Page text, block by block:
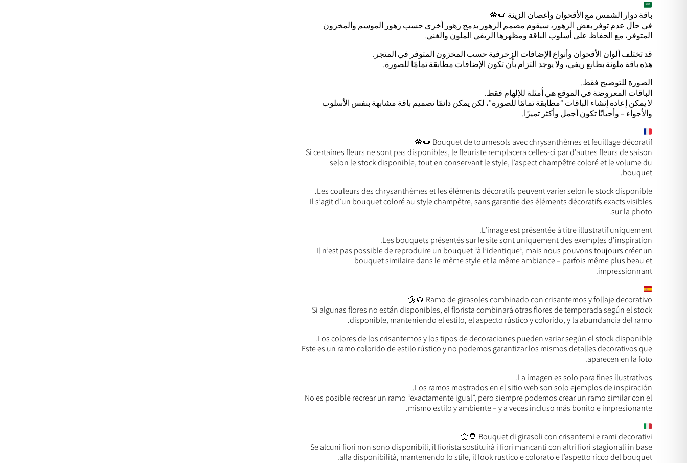
باقة دوار الشمس مع الأقحوان وأغصان الزينة 🌻🌼
في حال عدم توفر بعض الزهور، سيقوم مصمم الزهور بدمج زهور أخرى حسب زهور الموسم والمخزون
المتوفر، مع الحفاظ على أسلوب الباقة ومظهرها الريفي الملون والغني.
قد تختلف ألوان الأقحوان وأنواع الإضافات الزخرفية حسب المخزون المتوفر في المتجر.
هذه باقة ملونة بطابع ريفي، ولا يوجد التزام بأن تكون الإضافات مطابقة تمامًا للصورة.
الصورة للتوضيح فقط.
الباقات المعروضة في الموقع هي أمثلة للإلهام فقط.
لا يمكن إعادة إنشاء الباقات “مطابقة تمامًا للصورة”، لكن يمكن دائمًا تصميم باقة مشابهة بنفس الأسلوب
والأجواء – وأحيانًا تكون أجمل وأكثر تميزًا.
Bouquet de tournesols avec chrysanthèmes et feuillage décoratif 🌻🌼
Si certaines fleurs ne sont pas disponibles, le fleuriste remplacera celles-ci par d’autres fleurs de saison
selon le stock disponible, tout en conservant le style, l’aspect champêtre coloré et le volume du
bouquet.
Les couleurs des chrysanthèmes et les éléments décoratifs peuvent varier selon le stock disponible.
Il s’agit d’un bouquet coloré au style champêtre, sans garantie des éléments décoratifs exacts visibles
sur la photo.
L’image est présentée à titre illustratif uniquement.
Les bouquets présentés sur le site sont uniquement des exemples d’inspiration.
Il n’est pas possible de reproduire un bouquet “à l’identique”, mais nous pouvons toujours créer un
bouquet similaire dans le même style et la même ambiance – parfois même plus beau et
impressionnant.
Ramo de girasoles combinado con crisantemos y follaje decorativo 🌻🌼
Si algunas flores no están disponibles, el florista combinará otras flores de temporada según el stock
disponible, manteniendo el estilo, el aspecto rústico y colorido, y la abundancia del ramo.
Los colores de los crisantemos y los tipos de decoraciones pueden variar según el stock disponible.
Este es un ramo colorido de estilo rústico y no podemos garantizar los mismos detalles decorativos que
aparecen en la foto.
La imagen es solo para fines ilustrativos.
Los ramos mostrados en el sitio web son solo ejemplos de inspiración.
No es posible recrear un ramo “exactamente igual”, pero siempre podemos crear un ramo similar con el
mismo estilo y ambiente – y a veces incluso más bonito e impresionante.
Bouquet di girasoli con crisantemi e rami decorativi 🌻🌼
Se alcuni fiori non sono disponibili, il fiorista sostituirà i fiori mancanti con altri fiori stagionali in base
alla disponibilità, mantenendo lo stile, il look rustico e colorato e l’aspetto ricco del bouquet.